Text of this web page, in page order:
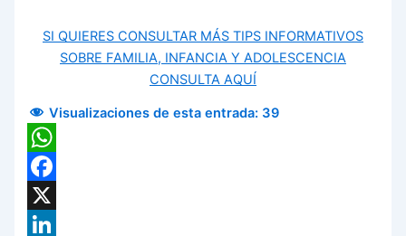
SI QUIERES CONSULTAR MÁS TIPS INFORMATIVOS
SOBRE FAMILIA, INFANCIA Y ADOLESCENCIA
CONSULTA AQUÍ
Visualizaciones de esta entrada: 39
WhatsApp
Facebook
X